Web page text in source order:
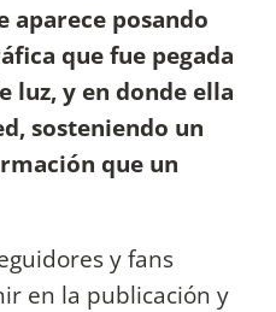
aparece posando
que fue pegada
luz, y en donde ella
sosteniendo un
que un
y fans
en la publicación y